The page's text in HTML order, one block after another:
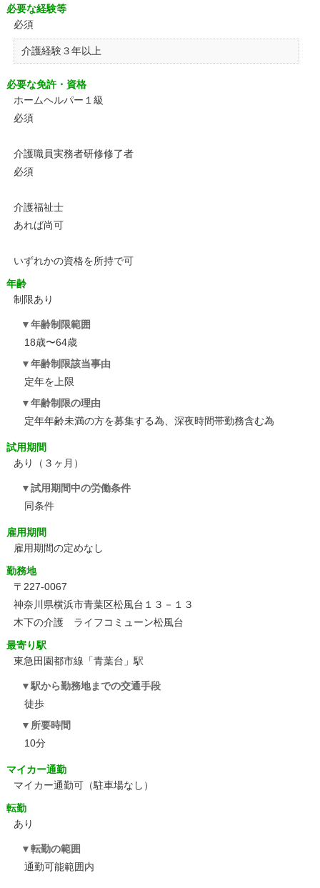
必要な経験等
必須
介護経験３年以上
必要な免許・資格
ホームヘルパー１級
必須
介護職員実務者研修修了者
必須
介護福祉士
あれば尚可
いずれかの資格を所持で可
年齢
制限あり
年齢制限範囲
18歳〜64歳
年齢制限該当事由
定年を上限
年齢制限の理由
定年年齢未満の方を募集する為、深夜時間帯勤務含む為
試用期間
あり（３ヶ月）
試用期間中の労働条件
同条件
雇用期間
雇用期間の定めなし
勤務地
〒227-0067
神奈川県横浜市青葉区松風台１３－１３
木下の介護 ライフコミューン松風台
最寄り駅
東急田園都市線「青葉台」駅
駅から勤務地までの交通手段
徒歩
所要時間
10分
マイカー通勤
マイカー通勤可（駐車場なし）
転勤
あり
転勤の範囲
通勤可能範囲内